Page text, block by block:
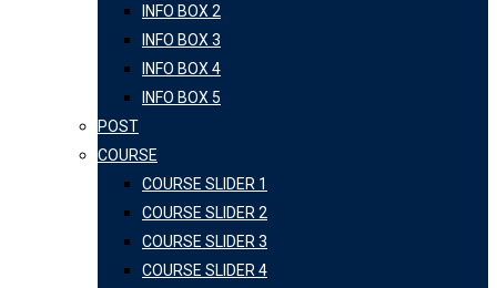
INFO BOX 2
INFO BOX 3
INFO BOX 4
INFO BOX 5
POST
COURSE
COURSE SLIDER 1
COURSE SLIDER 2
COURSE SLIDER 3
COURSE SLIDER 4